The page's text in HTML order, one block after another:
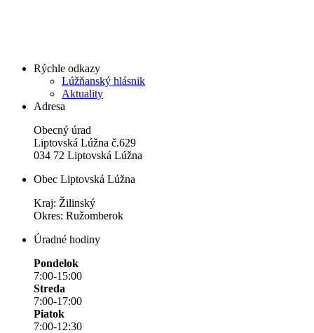
Rýchle odkazy
Lúžňanský hlásnik
Aktuality
Adresa
Obecný úrad
Liptovská Lúžna č.629
034 72 Liptovská Lúžna
Obec Liptovská Lúžna
Kraj: Žilinský
Okres: Ružomberok
Úradné hodiny
Pondelok
7:00-15:00
Streda
7:00-17:00
Piatok
7:00-12:30